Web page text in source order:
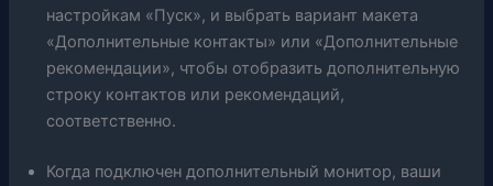
настройкам «Пуск», и выбрать вариант макета
«Дополнительные контакты» или «Дополнительные
рекомендации», чтобы отобразить дополнительную
строку контактов или рекомендаций,
соответственно.
Когда подключен дополнительный монитор, ваши